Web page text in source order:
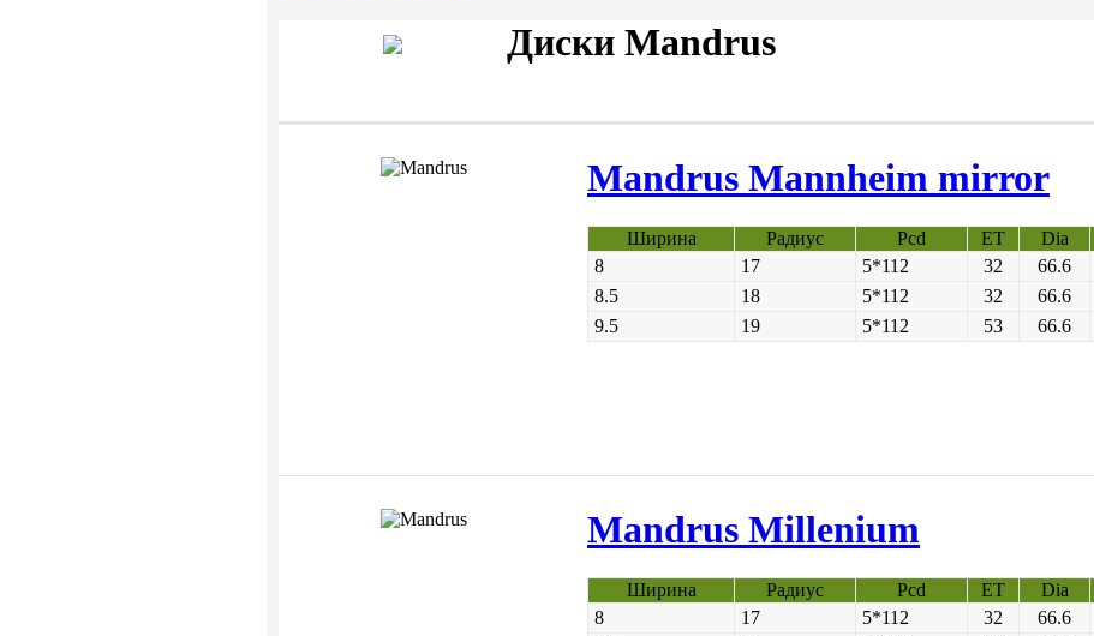
Диски Mandrus
Mandrus Mannheim mirror
Ширина Радиус Pcd ET Dia
8
17 5*112 32 66.6
8.5
18 5*112 32 66.6
9.5
19 5*112 53 66.6
Mandrus Millenium
Ширина Радиус Pcd ET Dia
8
17 5*112 32 66.6